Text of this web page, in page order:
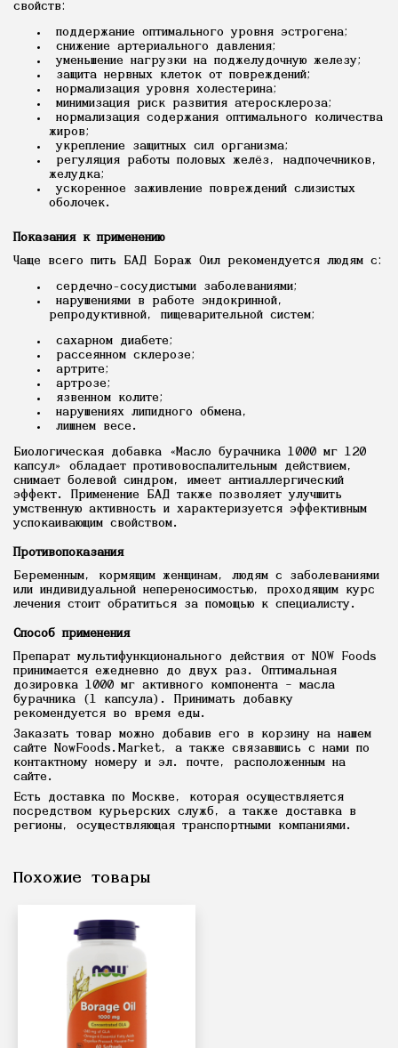
свойств:
поддержание оптимального уровня эстрогена;
снижение артериального давления;
уменьшение нагрузки на поджелудочную железу;
защита нервных клеток от повреждений;
нормализация уровня холестерина;
минимизация риск развития атеросклероза;
нормализация содержания оптимального количества
жиров;
укрепление защитных сил организма;
регуляция работы половых желёз, надпочечников,
желудка;
ускоренное заживление повреждений слизистых
оболочек.
Показания к применению
Чаще всего пить БАД Бораж Оил рекомендуется людям с:
сердечно-сосудистыми заболеваниями;
нарушениями в работе эндокринной,
репродуктивной, пищеварительной систем;
сахарном диабете;
рассеянном склерозе;
артрите;
артрозе;
язвенном колите;
нарушениях липидного обмена,
лишнем весе.
Биологическая добавка «Масло бурачника 1000 мг 120
капсул» обладает противовоспалительным действием,
снимает болевой синдром, имеет антиаллергический
эффект. Применение БАД также позволяет улучшить
умственную активность и характеризуется эффективным
успокаивающим свойством.
Противопоказания
Беременным, кормящим женщинам, людям с заболеваниями
или индивидуальной непереносимостью, проходящим курс
лечения стоит обратиться за помощью к специалисту.
Способ применения
Препарат мультифункционального действия от NOW Foods
принимается ежедневно до двух раз. Оптимальная
дозировка 1000 мг активного компонента – масла
бурачника (1 капсула). Принимать добавку
рекомендуется во время еды.
Заказать товар можно добавив его в корзину на нашем
сайте NowFoods.Market, а также связавшись с нами по
контактному номеру и эл. почте, расположенным на
сайте.
Есть доставка по Москве, которая осуществляется
посредством курьерских служб, а также доставка в
регионы, осуществляющая транспортными компаниями.
Похожие товары